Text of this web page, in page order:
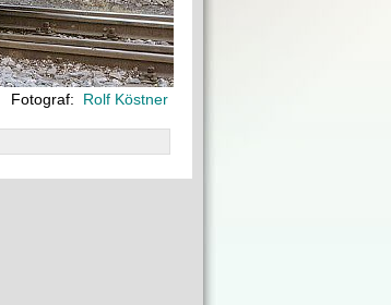
Fotograf: Rolf Köstner